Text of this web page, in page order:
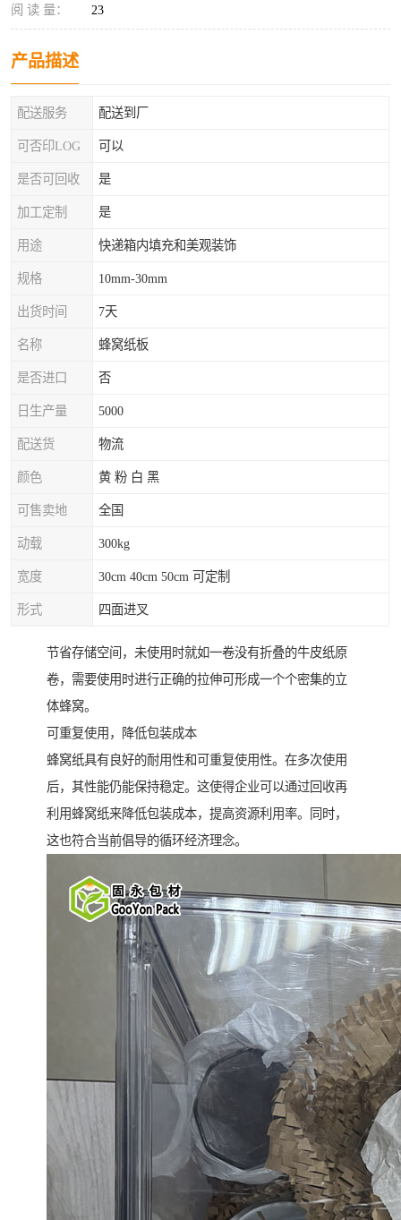
阅 读 量： 23
产品描述
配送服务 配送到厂
可否印LOG 可以
是否可回收 是
加工定制 是
用途 快递箱内填充和美观装饰
规格 10mm-30mm
出货时间 7天
名称 蜂窝纸板
是否进口 否
日生产量 5000
配送货 物流
颜色 黄 粉 白 黑
可售卖地 全国
动载 300kg
宽度 30cm 40cm 50cm 可定制
形式 四面进叉
节省存储空间，未使用时就如一卷没有折叠的牛皮纸原
卷，需要使用时进行正确的拉伸可形成一个个密集的立
体蜂窝。
可重复使用，降低包装成本
蜂窝纸具有良好的耐用性和可重复使用性。在多次使用
后，其性能仍能保持稳定。这使得企业可以通过回收再
利用蜂窝纸来降低包装成本，提高资源利用率。同时，
这也符合当前倡导的循环经济理念。